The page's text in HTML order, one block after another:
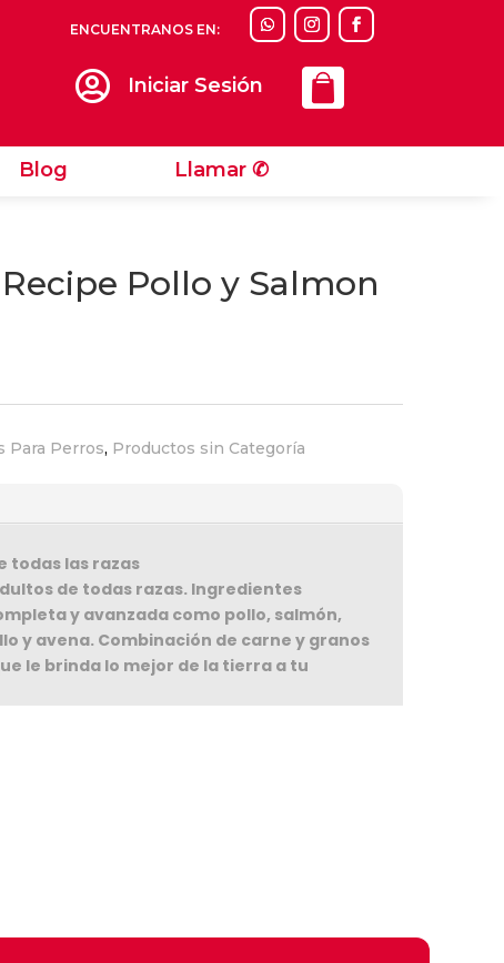
ENCUENTRANOS EN:
 Iniciar Sesión
Blog Llamar ✆
Llamar ✆
Pollo y Salmon
Para Perros, Productos sin Categoría
todas las razas
de todas razas. Ingredientes
y avanzada como pollo, salmón,
y avena. Combinación de carne y granos
le brinda lo mejor de la tierra a tu